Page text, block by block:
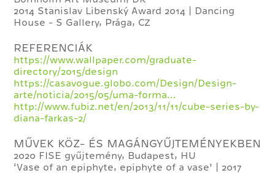
2014 Stanislav Libenský Award 2014 | Dancing
House - S Gallery, Prága, CZ
REFERENCIÁK
https://www.wallpaper.com/graduate-
directory/2015/design
https://casavogue.globo.com/Design/Design-
arte/noticia/2015/05/uma-forma...
http://www.fubiz.net/en/2013/11/11/cube-series-by-
diana-farkas-2/
MŰVEK KÖZ- ÉS MAGÁNGYŰJTEMÉNYEKBEN
2020 FISE gyűjtemény, Budapest, HU
‘Vase of an epiphyte, epiphyte of a vase’ | 2017